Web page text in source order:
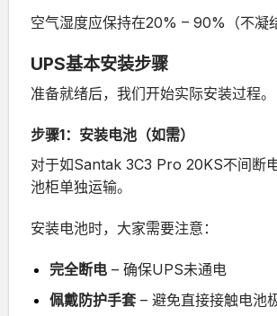
空气湿度应保持在20% – 90%（不凝
UPS基本安装步骤
准备就绪后，我们开始实际安装过程。
步骤1：安装电池（如需）
对于如Santak 3C3 Pro 20KS不间断
池柜单独运输。
安装电池时，大家需要注意：
完全断电– 确保UPS未通电
佩戴防护手套– 避免直接接触电池